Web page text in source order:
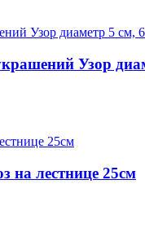
Узор
на лестнице 25см